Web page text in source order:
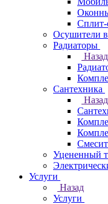
Сплит-
Осушители
Радиаторы
Назад
Сантехника
Назад
Уцененный
Услуги
Назад
Услуги